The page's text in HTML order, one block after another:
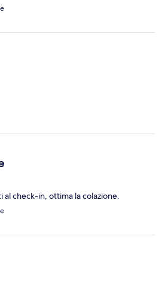
check-in, ottima la colazione.